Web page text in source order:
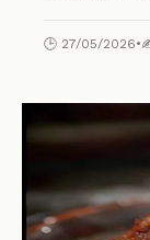
🕒 27/05/2026•